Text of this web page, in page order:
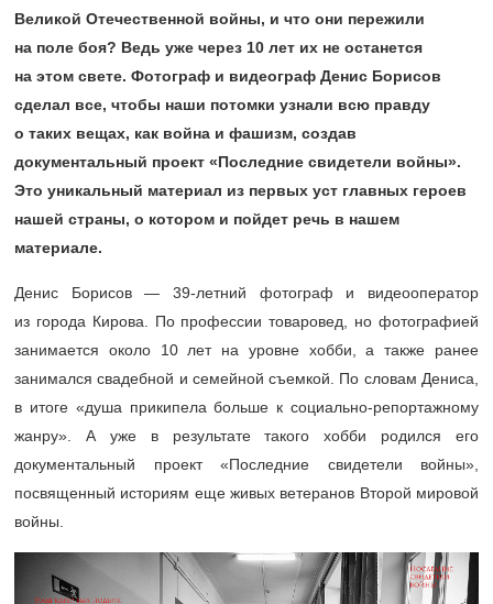
Великой Отечественной войны, и что они пережили
на поле боя? Ведь уже через 10 лет их не останется
на этом свете. Фотограф и видеограф Денис Борисов
сделал все, чтобы наши потомки узнали всю правду
о таких вещах, как война и фашизм, создав
документальный проект «Последние свидетели войны».
Это уникальный материал из первых уст главных героев
нашей страны, о котором и пойдет речь в нашем
материале.
Денис Борисов — 39-летний фотограф и видеооператор
из города Кирова. По профессии товаровед, но фотографией
занимается около 10 лет на уровне хобби, а также ранее
занимался свадебной и семейной съемкой. По словам Дениса,
в итоге «душа прикипела больше к социально-репортажному
жанру». А уже в результате такого хобби родился его
документальный проект «Последние свидетели войны»,
посвященный историям еще живых ветеранов Второй мировой
войны.